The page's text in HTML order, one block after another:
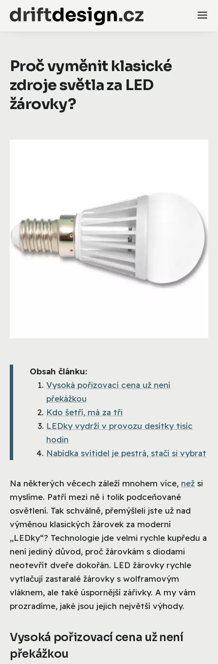
Proč vyměnit klasické
zdroje světla za LED
žárovky?
Obsah článku:
Vysoká pořizovací cena už není
překážkou
Kdo šetří, má za tři
LEDky vydrží v provozu desítky tisíc
hodin
Nabídka svítidel je pestrá, stačí si vybrat
Na některých věcech záleží mnohem více, než si
myslíme. Patří mezi ně i tolik podceňované
osvětlení. Tak schválně, přemýšleli jste už nad
výměnou klasických žárovek za moderní
„LEDky“? Technologie jde velmi rychle kupředu a
není jediný důvod, proč žárovkám s diodami
neotevřít dveře dokořán. LED žárovky rychle
vytlačují zastaralé žárovky s wolframovým
vláknem, ale také úspornější zářivky. A my vám
prozradíme, jaké jsou jejich největší výhody.
Vysoká pořizovací cena už není
překážkou